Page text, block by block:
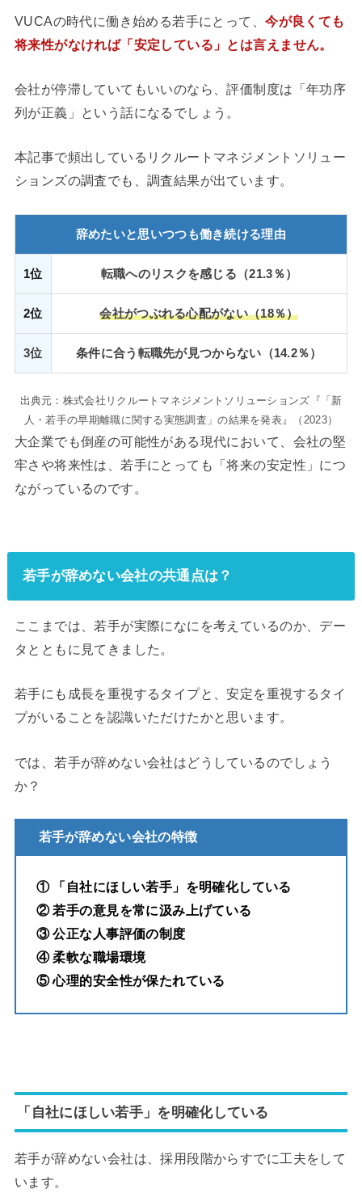
VUCAの時代に働き始める若手にとって、今が良くても
将来性がなければ「安定している」とは言えません。
会社が停滞していてもいいのなら、評価制度は「年功序
列が正義」という話になるでしょう。
本記事で頻出しているリクルートマネジメントソリュー
ションズの調査でも、調査結果が出ています。
辞めたいと思いつつも働き続ける理由
1位 転職へのリスクを感じる（21.3％）
2位 会社がつぶれる心配がない（18％）
3位 条件に合う転職先が見つからない（14.2％）
出典元：株式会社リクルートマネジメントソリューションズ『「新
人・若手の早期離職に関する実態調査」の結果を発表』（2023）
大企業でも倒産の可能性がある現代において、会社の堅
牢さや将来性は、若手にとっても「将来の安定性」につ
ながっているのです。
若手が辞めない会社の共通点は？
ここまでは、若手が実際になにを考えているのか、デー
タとともに見てきました。
若手にも成長を重視するタイプと、安定を重視するタイ
プがいることを認識いただけたかと思います。
では、若手が辞めない会社はどうしているのでしょう
か？
若手が辞めない会社の特徴
① 「自社にほしい若手」を明確化している
② 若手の意見を常に汲み上げている
③ 公正な人事評価の制度
④ 柔軟な職場環境
⑤ 心理的安全性が保たれている
「自社にほしい若手」を明確化している
若手が辞めない会社は、採用段階からすでに工夫をして
います。